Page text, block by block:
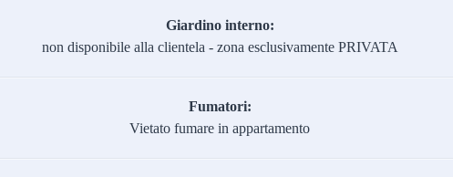
Giardino interno:
non disponibile alla clientela - zona esclusivamente PRIVATA
Fumatori:
Vietato fumare in appartamento